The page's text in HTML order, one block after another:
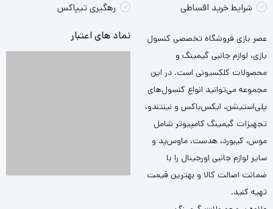
شرایط خرید اقساطی
رهگیری تیپاکس
عصر بازی فروشگاه تخصصی کنسول
بازی، لوازم جانبی گیمینگ و
محصولات کلکسیونی است. در این
مجموعه می‌توانید انواع کنسول‌های
پلی‌استیشن، ایکس‌باکس و نینتندو،
تجهیزات گیمینگ کامپیوتر شامل
موس، کیبورد، هدست، ماوس‌پد و
سایر لوازم جانبی اورجینال را با
ضمانت اصالت کالا و بهترین قیمت
تهیه کنید.
نماد های اعتبار